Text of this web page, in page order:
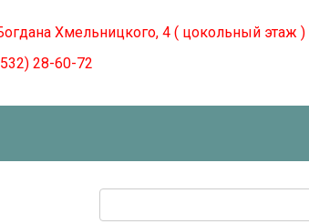
Хмельницкого, 4 ( цокольный этаж )
28-60-72